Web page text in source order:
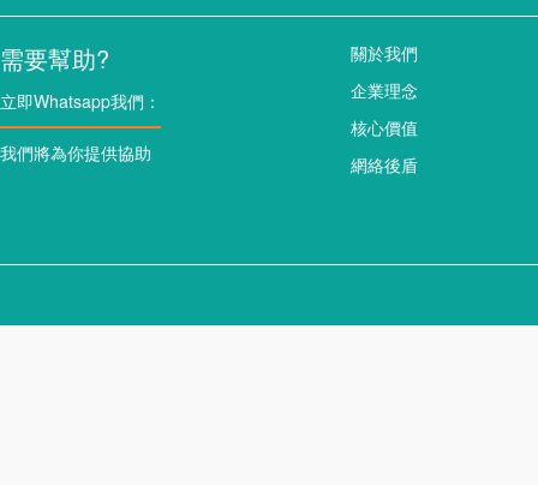
需要幫助?
立即Whatsapp我們：
我們將為你提供協助
關於我們
企業理念
核心價值
網絡後盾